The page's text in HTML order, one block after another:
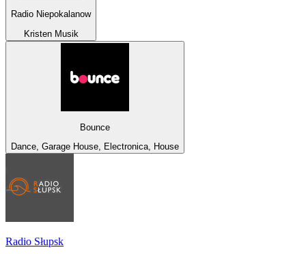
Radio Niepokalanow
Kristen Musik
Bounce
Dance, Garage House, Electronica, House
Radio Słupsk